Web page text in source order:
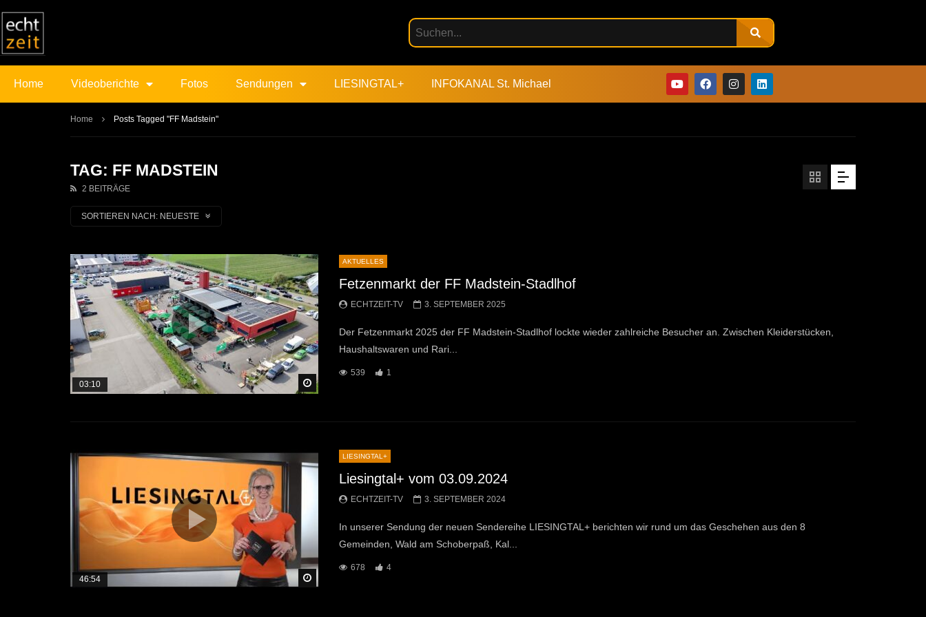
Home Videoberichte Fotos Sendungen LIESINGTAL+ INFOKANAL St. Michael
Home Posts Tagged "FF Madstein"
TAG: FF MADSTEIN
2 BEITRÄGE
SORTIEREN NACH: NEUESTE
Später Ansehen
03:10
AKTUELLES
Fetzenmarkt der FF Madstein-Stadlhof
ECHTZEIT-TV 3. SEPTEMBER 2025
Der Fetzenmarkt 2025 der FF Madstein-Stadlhof lockte wieder zahlreiche Besucher an. Zwischen Kleiderstücken,
Haushaltswaren und Rari...
539 1
46:54
LIESINGTAL+
Liesingtal+ vom 03.09.2024
ECHTZEIT-TV 3. SEPTEMBER 2024
In unserer Sendung der neuen Sendereihe LIESINGTAL+ berichten wir rund um das Geschehen aus den 8
Gemeinden, Wald am Schoberpaß, Kal...
678 4